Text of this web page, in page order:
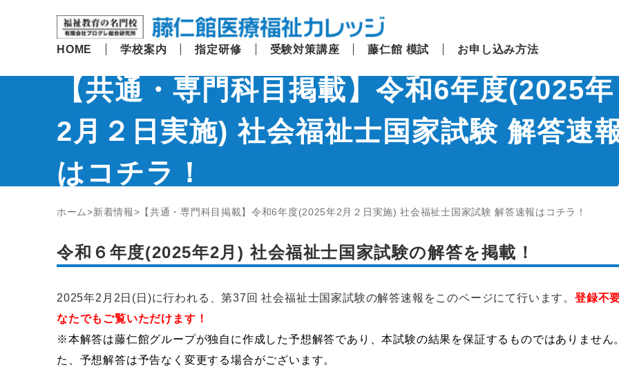
HOME 学校案内 指定研修 受験対策講座 藤仁館 模試 お申し込み方法
【共通・専門科目掲載】令和6年度(2025年
2月２日実施) 社会福祉士国家試験 解答速
はコチラ！
ホーム 新着情報 【共通・専門科目掲載】令和6年度(2025年2月２日実施) 社会福祉士国家試験 解答速報はコチラ！
令和６年度(2025年2月) 社会福祉士国家試験の解答を掲載！
2025年2月2日(日)に行われる、第37回 社会福祉士国家試験の解答速報をこのページにて行います。 登録不
なたでもご覧いただけます！
※本解答は藤仁館グループが独自に作成した予想解答であり、本試験の結果を保証するものではありません
た、予想解答は予告なく変更する場合がございます。